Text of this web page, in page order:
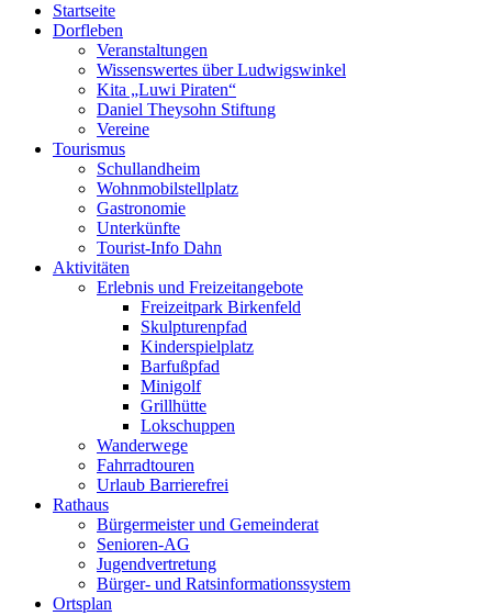
Startseite
Dorfleben
Veranstaltungen
Wissenswertes über Ludwigswinkel
Kita „Luwi Piraten“
Daniel Theysohn Stiftung
Vereine
Tourismus
Schullandheim
Wohnmobilstellplatz
Gastronomie
Unterkünfte
Tourist-Info Dahn
Aktivitäten
Erlebnis und Freizeitangebote
Freizeitpark Birkenfeld
Skulpturenpfad
Kinderspielplatz
Barfußpfad
Minigolf
Grillhütte
Lokschuppen
Wanderwege
Fahrradtouren
Urlaub Barrierefrei
Rathaus
Bürgermeister und Gemeinderat
Senioren-AG
Jugendvertretung
Bürger- und Ratsinformationssystem
Ortsplan